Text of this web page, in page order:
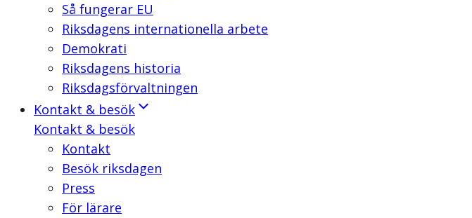
Så fungerar EU
Riksdagens internationella arbete
Demokrati
Riksdagens historia
Riksdagsförvaltningen
Kontakt & besök
Kontakt & besök
Kontakt
Besök riksdagen
Press
För lärare